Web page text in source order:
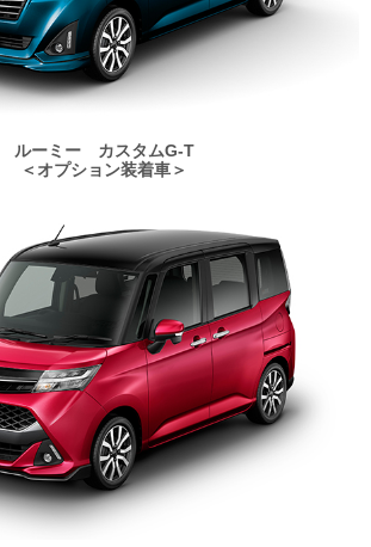
ルーミー カスタムG-T
＜オプション装着車＞